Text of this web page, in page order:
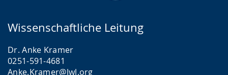
Wissenschaftliche Leitung
Dr. Anke Kramer
0251-591-4681
Anke.Kramer@lwl.org